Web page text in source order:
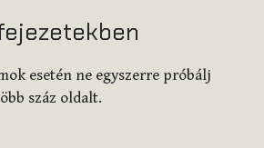
esetén ne egyszerre próbálj
száz oldalt.